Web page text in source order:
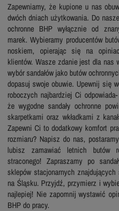
Zapewniamy, że kupione u nas
dwóch dniach użytkowania. Do
ochronne BHP wyłącznie od
marek. Wybieramy producentów
noskiem, opierając się na
klientów. Wasze zdanie jest dla
wybór sandałów jako butów
dopasuj swoje obuwie. Upewnij się
roboczych najbardziej Ci
że wygodne sandały ochronne
skarpetkami oraz wkładkami z
Zapewni Ci to dodatkowy komfort
rozmiaru? Napisz do nas,
lubisz zamawiać letnich butów
straconego! Zapraszamy po
sklepów stacjonarnych
na Śląsku. Przyjdź, przymierz i
najlepiej! Nie zapomnij wystawić
BHP do pracy.